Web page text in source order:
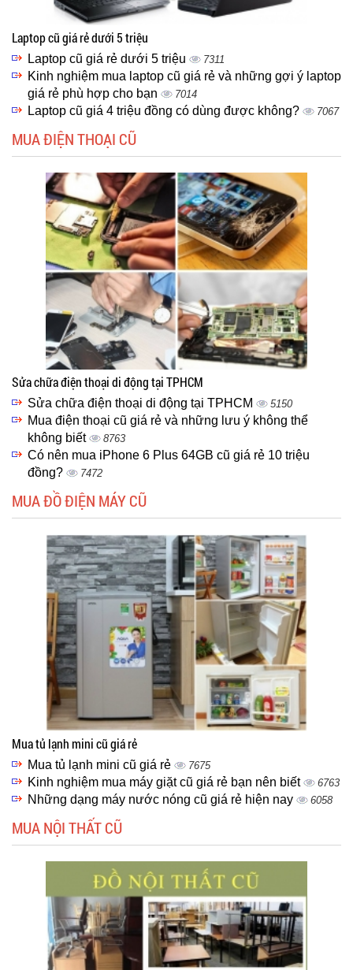
Laptop cũ giá rẻ dưới 5 triệu
Laptop cũ giá rẻ dưới 5 triệu 7311
Kinh nghiệm mua laptop cũ giá rẻ và những gợi ý laptop
giá rẻ phù hợp cho bạn
7014
Laptop cũ giá 4 triệu đồng có dùng được không? 7067
MUA ĐIỆN THOẠI CŨ
Sửa chữa điện thoại di động tại TPHCM
Sửa chữa điện thoại di động tại TPHCM 5150
Mua điện thoại cũ giá rẻ và những lưu ý không thể
không biết
8763
Có nên mua iPhone 6 Plus 64GB cũ giá rẻ 10 triệu
đồng?
7472
MUA ĐỒ ĐIỆN MÁY CŨ
Mua tủ lạnh mini cũ giá rẻ
Mua tủ lạnh mini cũ giá rẻ 7675
Kinh nghiệm mua máy giặt cũ giá rẻ bạn nên biết 6763
Những dạng máy nước nóng cũ giá rẻ hiện nay 6058
MUA NỘI THẤT CŨ